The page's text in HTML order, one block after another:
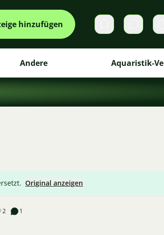
hinzufügen
Andere Aquaristik-
Original anzeigen
2 1